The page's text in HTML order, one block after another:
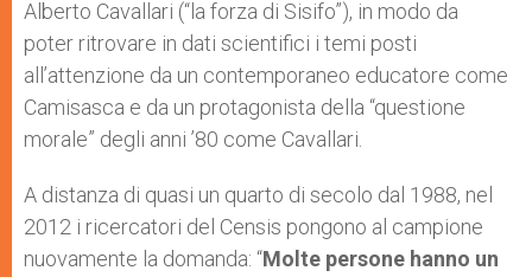
Alberto Cavallari (“la forza di Sisifo”), in modo da
poter ritrovare in dati scientifici i temi posti
all’attenzione da un contemporaneo educatore come
Camisasca e da un protagonista della “questione
morale” degli anni ’80 come Cavallari.
A distanza di quasi un quarto di secolo dal 1988, nel
2012 i ricercatori del Censis pongono al campione
nuovamente la domanda: “Molte persone hanno un